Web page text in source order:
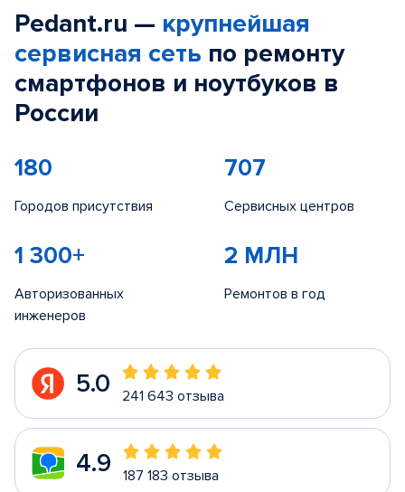
Pedant.ru — крупнейшая
сервисная сеть по ремонту
смартфонов и ноутбуков в
России
180
Городов присутствия
707
Сервисных центров
1 300+
Авторизованных
инженеров
2 МЛН
Ремонтов в год
5.0 241 643 отзыва
4.9 187 183 отзыва